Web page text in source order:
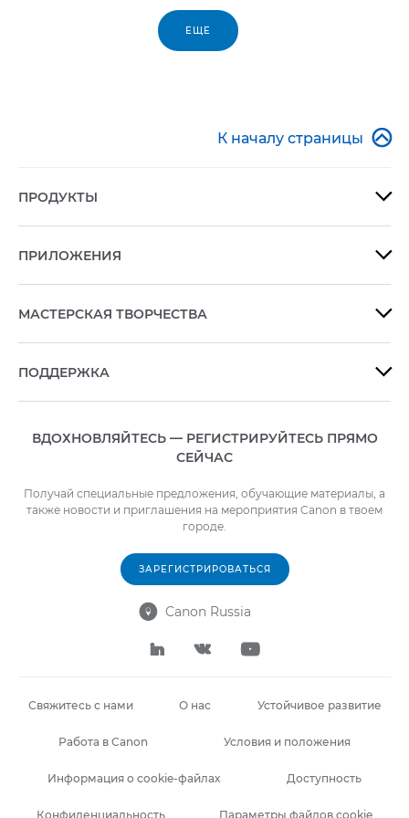
ЕЩЕ
К началу страницы 
ПРОДУКТЫ 
ПРИЛОЖЕНИЯ 
МАСТЕРСКАЯ ТВОРЧЕСТВА 
ПОДДЕРЖКА 
ВДОХНОВЛЯЙТЕСЬ — РЕГИСТРИРУЙТЕСЬ ПРЯМО
СЕЙЧАС
Получай специальные предложения, обучающие материалы, а
также новости и приглашения на мероприятия Canon в твоем
городе.
ЗАРЕГИСТРИРОВАТЬСЯ
 Canon Russia
  
Свяжитесь с нами О нас Устойчивое развитие
Работа в Canon Условия и положения
Информация о cookie-файлах Доступность
Конфиденциальность Параметры файлов cookie